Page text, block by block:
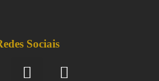
Sociais